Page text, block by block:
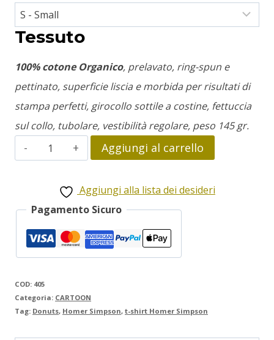
Tessuto
100% cotone Organico, prelavato, ring-spun e
pettinato, superficie liscia e morbida per risultati di
stampa perfetti, girocollo sottile a costine, fettuccia
sul collo, tubolare, vestibilità regolare, peso 145 gr.
Homer
Simpson
quantità
Aggiungi al carrello
Aggiungi alla lista dei desideri
Pagamento Sicuro
COD: 405
Categoria: CARTOON
Tag: Donuts, Homer Simpson, t-shirt Homer Simpson